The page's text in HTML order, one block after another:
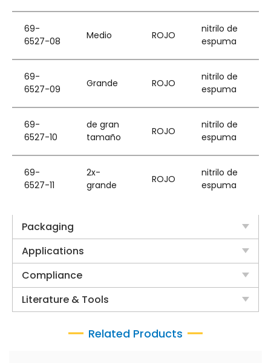
69-
6527-08
Medio ROJO
nitrilo de
espuma
69-
6527-09
Grande ROJO
nitrilo de
espuma
69-
6527-10
de gran
tamaño
ROJO
nitrilo de
espuma
69-
6527-11
2x-
grande
ROJO
nitrilo de
espuma
Packaging
Applications
Compliance
Literature & Tools
Related Products